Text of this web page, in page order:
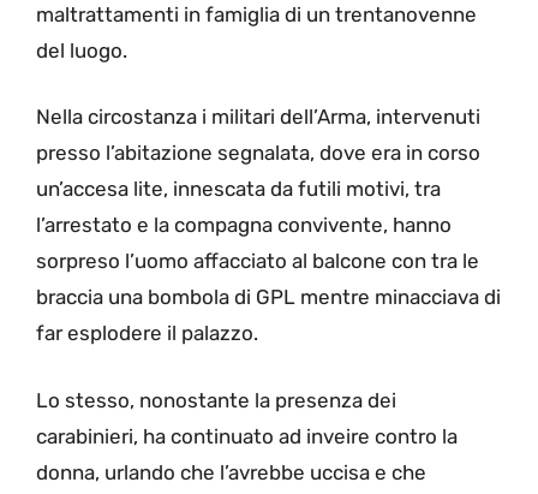
maltrattamenti in famiglia di un trentanovenne
del luogo.
Nella circostanza i militari dell’Arma, intervenuti
presso l’abitazione segnalata, dove era in corso
un’accesa lite, innescata da futili motivi, tra
l’arrestato e la compagna convivente, hanno
sorpreso l’uomo affacciato al balcone con tra le
braccia una bombola di GPL mentre minacciava di
far esplodere il palazzo.
Lo stesso, nonostante la presenza dei
carabinieri, ha continuato ad inveire contro la
donna, urlando che l’avrebbe uccisa e che